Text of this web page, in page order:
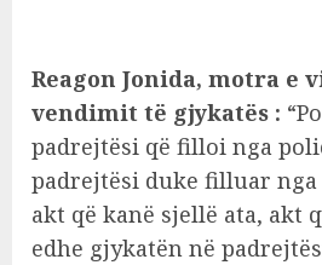
Reagon Jonida, motra e
vendimit të gjykatës :
padrejtësi që filloi nga
padrejtësi duke filluar
akt që kanë sjellë ata, akt
edhe gjykatën në